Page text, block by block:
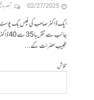
02/27/2025 تبصرہ
جانب
طبیب حضرات کے...
تلاش